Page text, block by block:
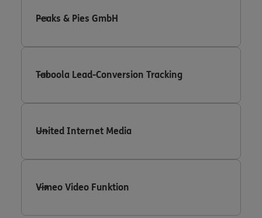
Peaks & Pies GmbH
Taboola Lead-Conversion Tracking
United Internet Media
Vimeo Video Funktion